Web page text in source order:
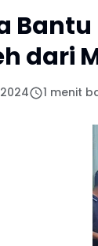
dari
1 menit